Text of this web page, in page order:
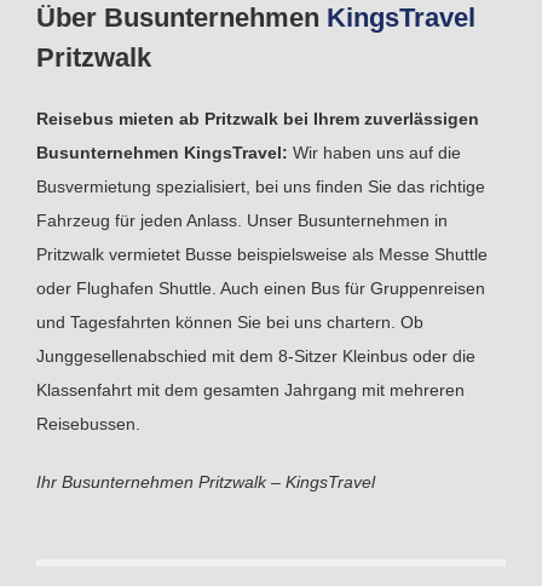
Über Busunternehmen KingsTravel
Pritzwalk
Reisebus mieten ab Pritzwalk bei Ihrem zuverlässigen
Busunternehmen KingsTravel: Wir haben uns auf die
Busvermietung spezialisiert, bei uns finden Sie das richtige
Fahrzeug für jeden Anlass. Unser Busunternehmen in
Pritzwalk vermietet Busse beispielsweise als Messe Shuttle
oder Flughafen Shuttle. Auch einen Bus für Gruppenreisen
und Tagesfahrten können Sie bei uns chartern. Ob
Junggesellenabschied mit dem 8-Sitzer Kleinbus oder die
Klassenfahrt mit dem gesamten Jahrgang mit mehreren
Reisebussen.
Ihr Busunternehmen Pritzwalk – KingsTravel